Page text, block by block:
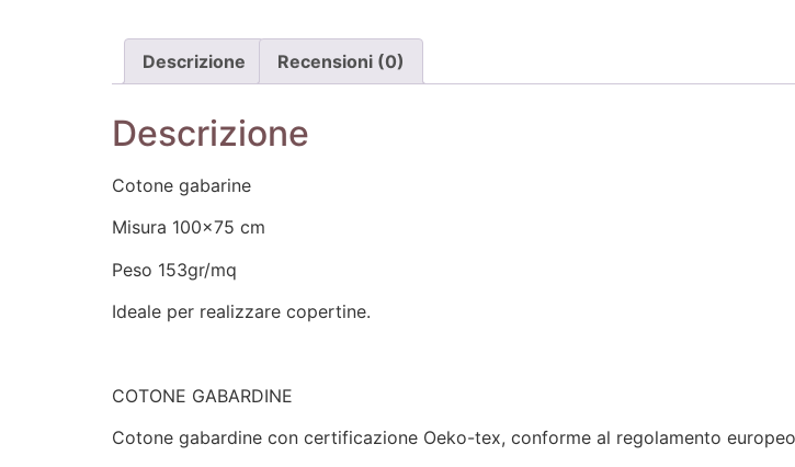
Descrizione Recensioni (0)
Descrizione
Cotone gabarine
Misura 100×75 cm
Peso 153gr/mq
Ideale per realizzare copertine.
COTONE GABARDINE
Cotone gabardine con certificazione Oeko-tex, conforme al regolamento